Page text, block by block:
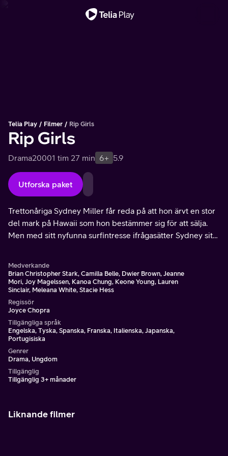
Telia Play Filmer Rip Girls
Rip Girls
Drama20001 tim 27 min 6+ 5.9
Utforska paket
Trettonåriga Sydney Miller får reda på att hon ärvt en stor
del mark på Hawaii som hon bestämmer sig för att sälja.
Men med sitt nyfunna surfintresse ifrågasätter Sydney sitt
Medverkande
Brian Christopher Stark, Camilla Belle, Dwier Brown, Jeanne
Mori, Joy Magelssen, Kanoa Chung, Keone Young, Lauren
Sinclair, Meleana White, Stacie Hess
Regissör
Joyce Chopra
Tillgängliga språk
Engelska, Tyska, Spanska, Franska, Italienska, Japanska,
Portugisiska
Genrer
Drama, Ungdom
Tillgänglig
Tillgänglig 3+ månader
Liknande filmer